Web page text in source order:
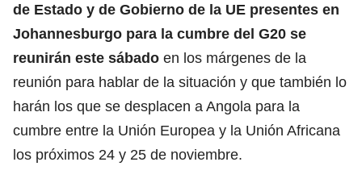
de Estado y de Gobierno de la UE presentes en
Johannesburgo para la cumbre del G20 se
reunirán este sábado en los márgenes de la
reunión para hablar de la situación y que también lo
harán los que se desplacen a Angola para la
cumbre entre la Unión Europea y la Unión Africana
los próximos 24 y 25 de noviembre.